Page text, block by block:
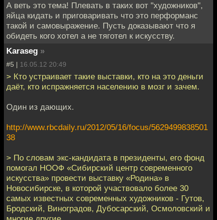
А веть это тема! Плевать в таких вот "художников",
яйца кидать и приговаривать что это перформанс
такой и самовыражение. Пусть доказывают что я
обидеть кого хотел а не тяготел к искусству.
Karaseg »
#5 | 16.05.12 20:49
> Кто устраивает такие выставки, кто на это деньги
даёт, кто испражняется населению в мозг и зачем.
Один из дающих.
http://www.rbcdaily.ru/2012/05/16/focus/5629499838501
38
> По словам экс-кандидата в президенты, его фонд
помогал НООФ «Сибирский центр современного
искусства» провести выставку «Родина» в
Новосибирске, в которой участвовало более 30
самых известных современных художников - Гутов,
Бродский, Виноградов, Дубосарский, Осмоловский и